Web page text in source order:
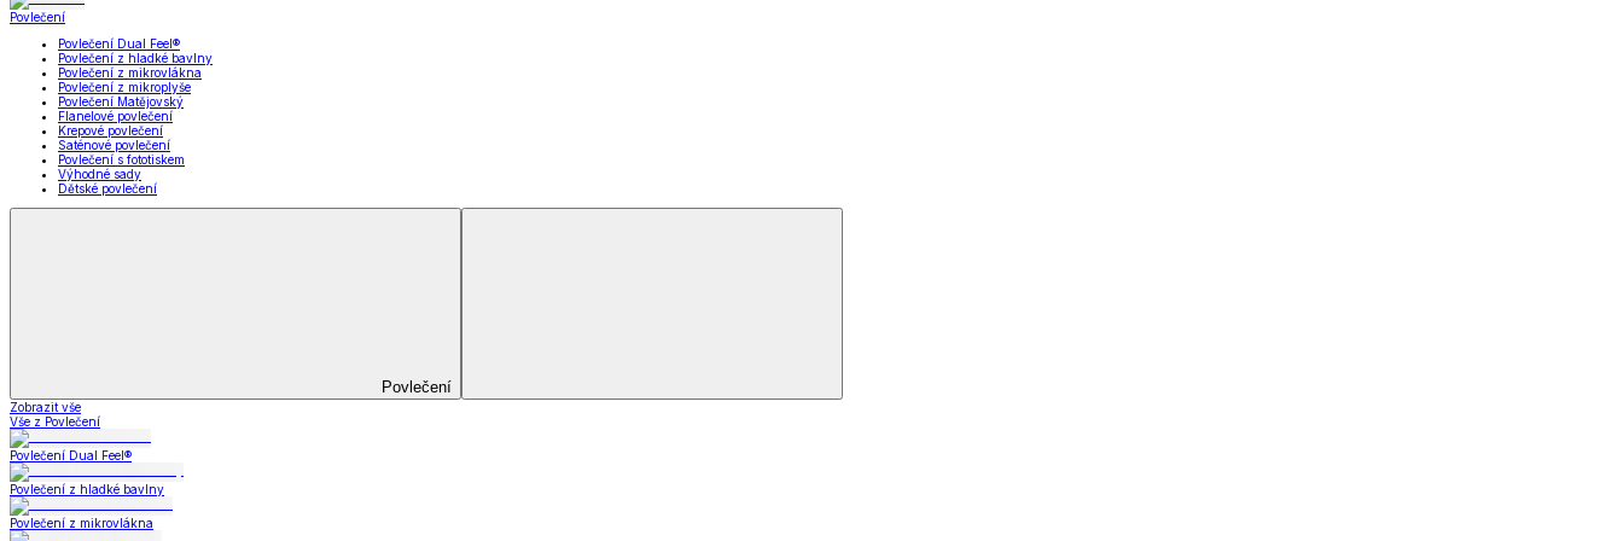
Koupelna
Koupelna
Ručníky a osušky
Zobrazit vše
Vše z Koupelna
Ručníky a osušky
Koupelnové předložky